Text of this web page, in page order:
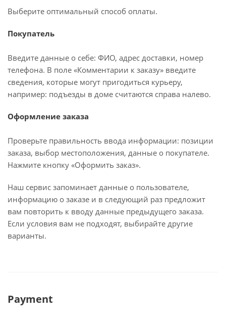
Выберите оптимальный способ оплаты.
Покупатель
Введите данные о себе: ФИО, адрес доставки, номер
телефона. В поле «Комментарии к заказу» введите
сведения, которые могут пригодиться курьеру,
например: подъезды в доме считаются справа налево.
Оформление заказа
Проверьте правильность ввода информации: позиции
заказа, выбор местоположения, данные о покупателе.
Нажмите кнопку «Оформить заказ».
Наш сервис запоминает данные о пользователе,
информацию о заказе и в следующий раз предложит
вам повторить к вводу данные предыдущего заказа.
Если условия вам не подходят, выбирайте другие
варианты.
Payment